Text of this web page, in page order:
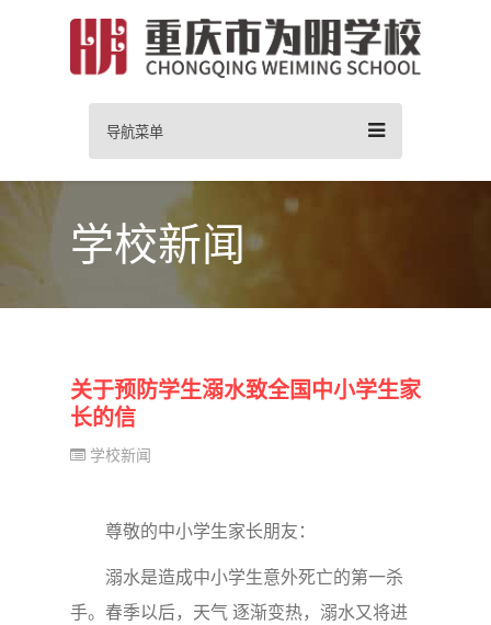
导航菜单
学校新闻
关于预防学生溺水致全国中小学生家
长的信
学校新闻
尊敬的中小学生家长朋友：
溺水是造成中小学生意外死亡的第一杀
手。春季以后，天气 逐渐变热，溺水又将进